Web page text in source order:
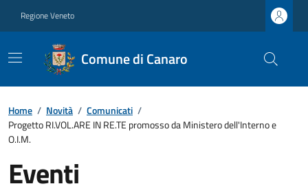
Regione Veneto
Comune di Canaro
Home / Novità / Comunicati /
Progetto RI.VOL.ARE IN RE.TE promosso da Ministero dell'Interno e
O.I.M.
Eventi